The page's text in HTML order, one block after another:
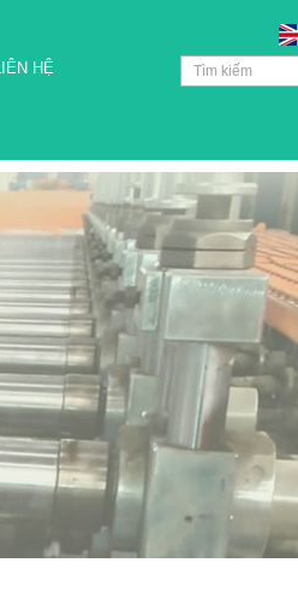
LIÊN HỆ